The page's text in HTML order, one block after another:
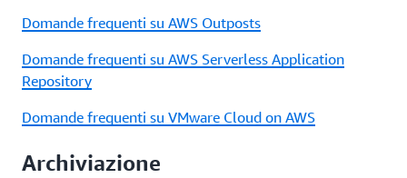
Domande frequenti su AWS Outposts
Domande frequenti su AWS Serverless Application
Repository
Domande frequenti su VMware Cloud on AWS
Archiviazione